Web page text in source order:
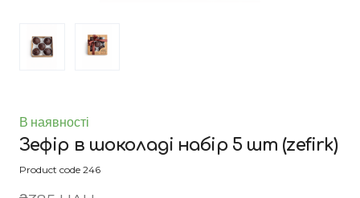
В наявності
Зефір в шоколаді набір 5 шт (zefirk)
Product code 246